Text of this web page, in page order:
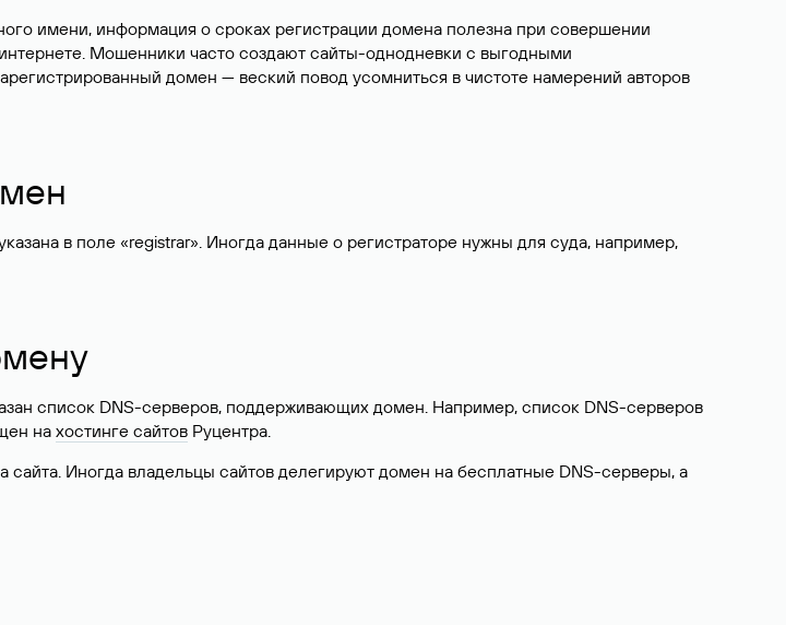
имени, информация о сроках регистрации домена полезна при совершении
Мошенники часто создают сайты-однодневки с выгодными
домен — веский повод усомниться в чистоте намерений авторов
в поле «registrar». Иногда данные о регистраторе нужны для суда, например,
список DNS-серверов, поддерживающих домен. Например, список DNS-серверов
на хостинге сайтов Руцентра.
Иногда владельцы сайтов делегируют домен на бесплатные DNS-серверы, а